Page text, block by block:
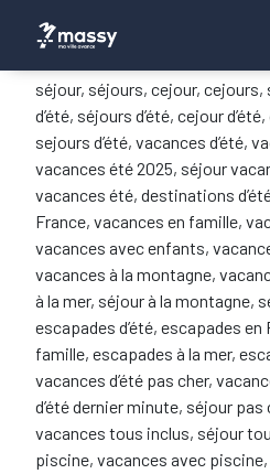
séjour, séjours, cejour,
d’été, séjours d’été, cejour
sejours d’été, vacances d’été,
vacances été 2025, séjour
vacances été, destinations
France, vacances en famille,
vacances avec enfants,
vacances à la montagne,
à la mer, séjour à la montagne,
escapades d’été, escapades
famille, escapades à la mer,
vacances d’été pas cher,
d’été dernier minute, séjour pas
vacances tous inclus, séjour
piscine, vacances avec